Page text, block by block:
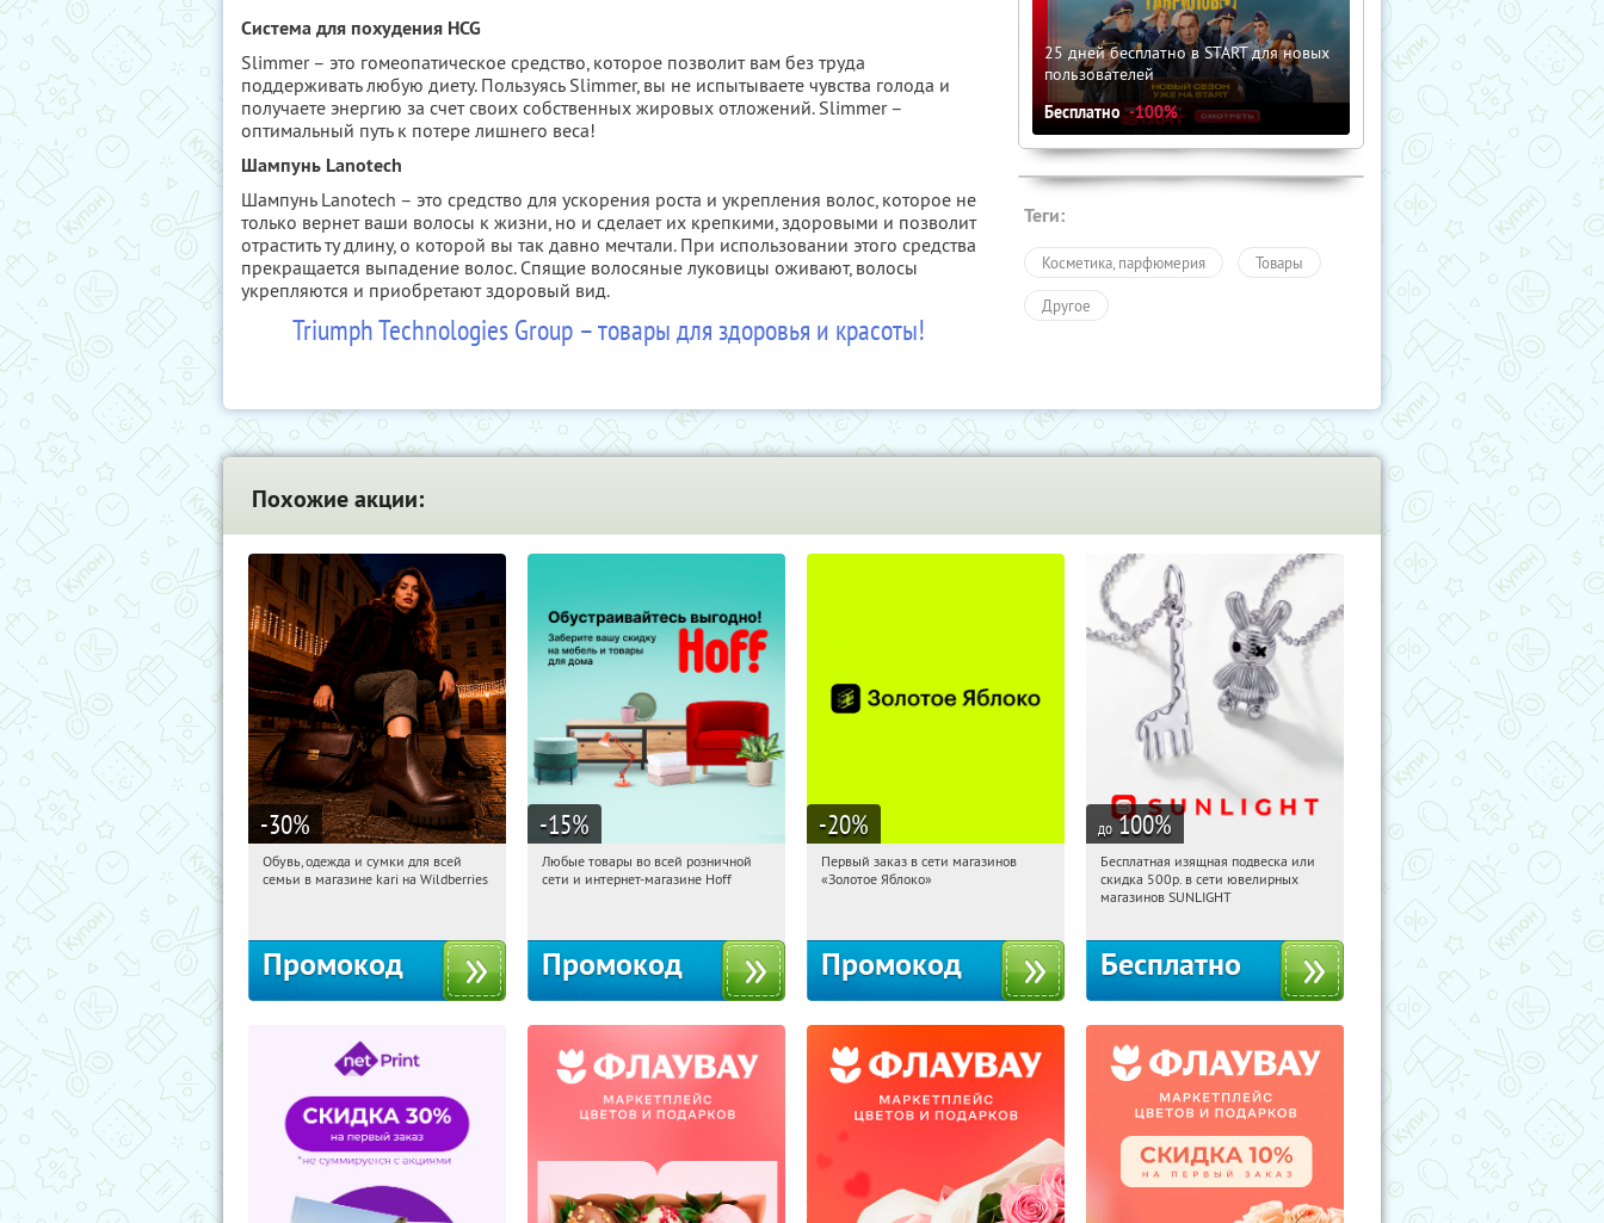
Система для похудения HCG
Slimmer – это гомеопатическое средство, которое позволит вам без труда
поддерживать любую диету. Пользуясь Slimmer, вы не испытываете чувства голода и
получаете энергию за счет своих собственных жировых отложений. Slimmer –
оптимальный путь к потере лишнего веса!
Шампунь Lanotech
Шампунь Lanotech – это средство для ускорения роста и укрепления волос, которое не
только вернет ваши волосы к жизни, но и сделает их крепкими, здоровыми и позволит
отрастить ту длину, о которой вы так давно мечтали. При использовании этого средства
прекращается выпадение волос. Спящие волосяные луковицы оживают, волосы
укрепляются и приобретают здоровый вид.
Triumph Technologies Group – товары для здоровья и красоты!
25 дней бесплатно в START для новых
пользователей
Бесплатно -100%
Теги:
Косметика, парфюмерия Товары
Другое
Похожие акции:
-30%
09:21:25 Получили:
Обувь, одежда и сумки для всей
семьи в магазине kari на Wildberries
Промокод
-15%
09:21:25 Получили:
Любые товары во всей розничной
сети и интернет-магазине Hoff
Промокод
-20%
09:21:25
Получи первым!
Первый заказ в сети магазинов
«Золотое Яблоко»
Промокод
до 100%
09:21:25 Получили:
Россия
Бесплатная изящная подвеска или
скидка 500р. в сети ювелирных
магазинов SUNLIGHT
Бесплатно